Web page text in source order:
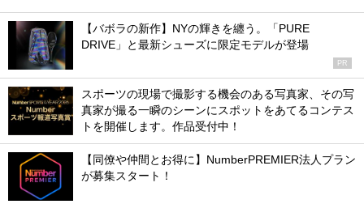
【バボラの新作】NYの輝きを纏う。「PURE
DRIVE」と最新シューズに限定モデルが登場
PR
スポーツの現場で撮影する機会のある写真家、その写
真家が撮る一瞬のシーンにスポットをあてるコンテス
トを開催します。作品受付中！
【同僚や仲間とお得に】NumberPREMIER法人プラン
が募集スタート！